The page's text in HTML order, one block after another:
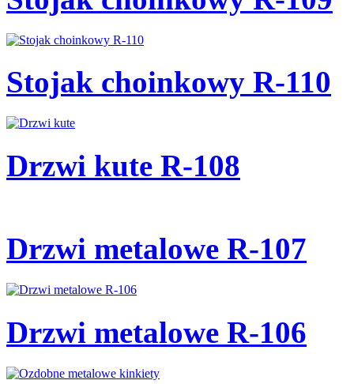
Stojak choinkowy R-110
Drzwi kute R-108
Drzwi metalowe R-107
Drzwi metalowe R-106